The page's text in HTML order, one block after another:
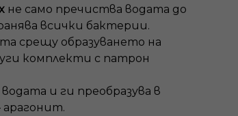
не само пречиства водата до
всички бактерии.
срещу образуването на
комплекти с патрон
и ги преобразува в
арагонит.